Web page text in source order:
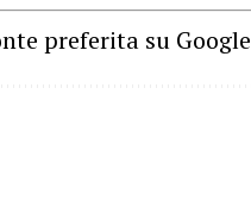
preferita su Google